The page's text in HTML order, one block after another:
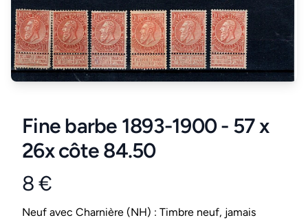
Fine barbe 1893-1900 - 57 x
26x côte 84.50
Product information
8 €
Conditions
Neuf avec Charnière (NH) : Timbre neuf, jamais